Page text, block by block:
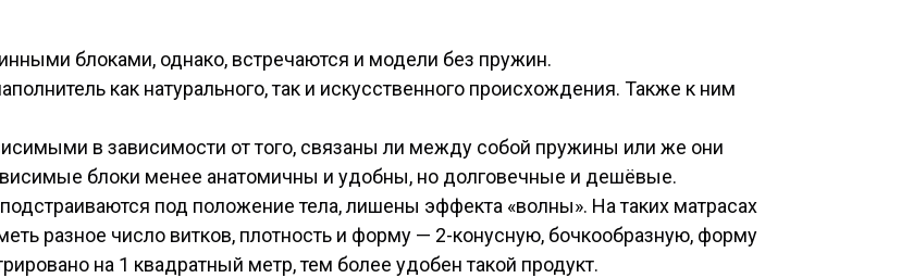
блоками, однако, встречаются и модели без пружин.
как натурального, так и искусственного происхождения. Также к ним
в зависимости от того, связаны ли между собой пружины или же они
блоки менее анатомичны и удобны, но долговечные и дешёвые.
под положение тела, лишены эффекта «волны». На таких матрасах
разное число витков, плотность и форму — 2-конусную, бочкообразную, форму
на 1 квадратный метр, тем более удобен такой продукт.